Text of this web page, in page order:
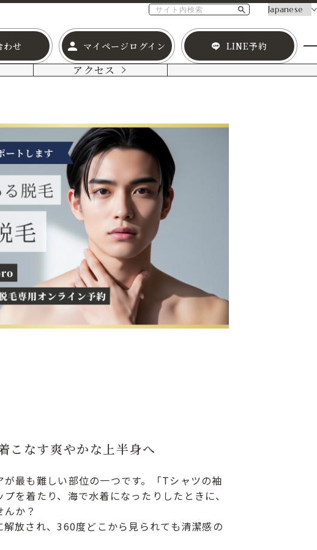
わせ マイページログイン LINE予約
アクセス
こなす爽やかな上半身へ
最も難しい部位の一つです。「Tシャツの袖
を着たり、海で水着になったりしたときに、
か？
放され、360度どこから見られても清潔感の